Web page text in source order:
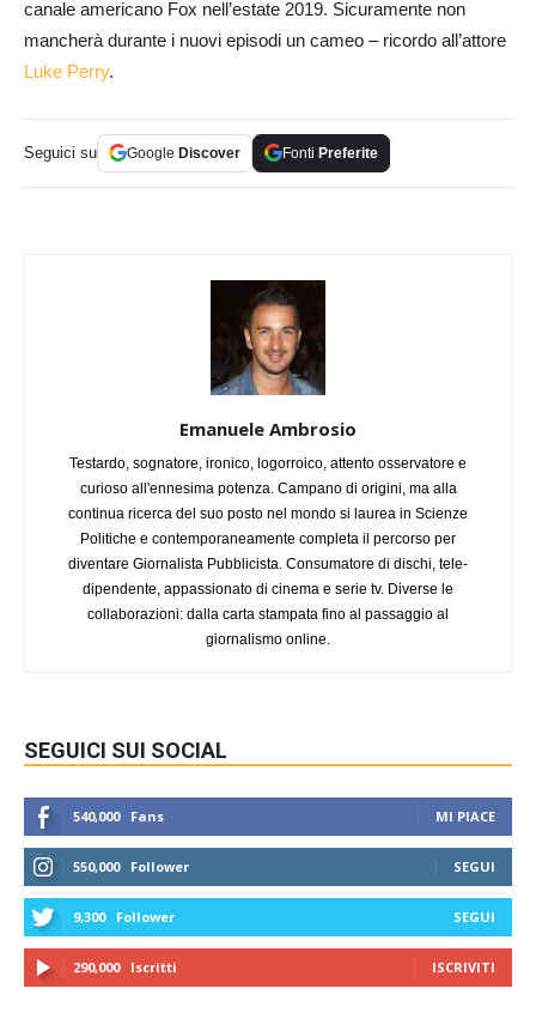
canale americano Fox nell’estate 2019. Sicuramente non
mancherà durante i nuovi episodi un cameo – ricordo all’attore
Luke Perry.
Seguici su Google Discover Fonti Preferite
Emanuele Ambrosio
Testardo, sognatore, ironico, logorroico, attento osservatore e
curioso all'ennesima potenza. Campano di origini, ma alla
continua ricerca del suo posto nel mondo si laurea in Scienze
Politiche e contemporaneamente completa il percorso per
diventare Giornalista Pubblicista. Consumatore di dischi, tele-
dipendente, appassionato di cinema e serie tv. Diverse le
collaborazioni: dalla carta stampata fino al passaggio al
giornalismo online.
SEGUICI SUI SOCIAL
540,000 Fans MI PIACE
550,000 Follower SEGUI
9,300 Follower SEGUI
290,000 Iscritti ISCRIVITI